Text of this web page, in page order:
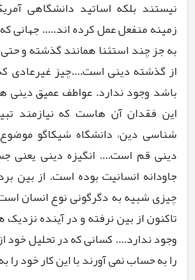
نیستند بلکه اساتید دانشگاهی
زمینه منفعل عمل کرده اند..... جهانی
به جز چند استثنا همانند گذشته و
از گذشته دینی است....چیز غیرعادی
باشد وجود ندارد. عواطف عمیق دینی
این فقدان آن هاست که نیازمند
شناسی دین، دانشگاه شیکاگو
دینی قم است.... انگیزه دینی یعنی
جاودانه انسانیت بوده است. از بین
چیزی شبیه به دگرگونی نوع انسان است
تاکنون از بین نرفته و در آینده
وجود ندارد.... کسانی که در تحلیل خود
را به حساب نمی ­آورند با این کار خود را